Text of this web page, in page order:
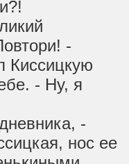
-
Киссицкую
- Ну, я
-
нос ее